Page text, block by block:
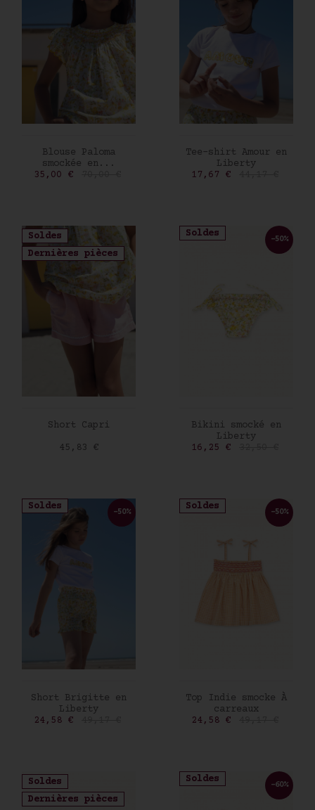
AJOUTER AU PANIER
Blouse Paloma
smockée en...
Prix
35,00 €
AJOUTER AU PANIER
Tee-shirt Amour en
Liberty
Prix
17,67 €
Soldes
Dernières pièces
AJOUTER AU PANIER
Short Capri
Prix
45,83 €
Soldes
AJOUTER AU PANIER
Bikini smocké en
Liberty
Prix
16,25 €
-50%
Soldes
AJOUTER AU PANIER
Short Brigitte en
Liberty
Prix
24,58 €
-50%
Soldes
AJOUTER AU PANIER
Top Indie smocke À
carreaux
Prix
24,58 €
-50%
Soldes
Dernières pièces
Soldes
-60%